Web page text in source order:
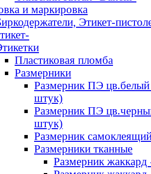
и маркировка
Этикет-
Пластиковая пломба
Размерники
Размерник ПЭ цв.белый
штук)
Размерник ПЭ
штук)
Размерник
Размерники тканные
Размерник